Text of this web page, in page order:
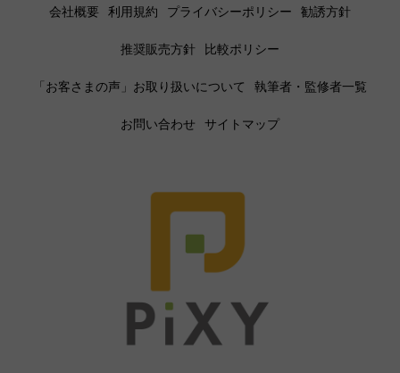
会社概要 利用規約 プライバシーポリシー 勧誘方針
推奨販売方針 比較ポリシー
「お客さまの声」お取り扱いについて 執筆者・監修者一覧
お問い合わせ サイトマップ